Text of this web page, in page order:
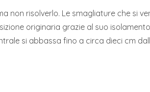
non risolverlo. Le smagliature che si
originaria grazie al suo
si abbassa fino a circa dieci cm